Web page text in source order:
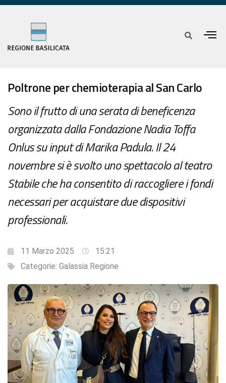
Poltrone per chemioterapia al San Carlo
Sono il frutto di una serata di beneficenza
organizzata dalla Fondazione Nadia Toffa
Onlus su input di Marika Padula. Il 24
novembre si è svolto uno spettacolo al teatro
Stabile che ha consentito di raccogliere i fondi
necessari per acquistare due dispositivi
professionali.
11 Marzo 2025
15:21
Categorie: Galassia Regione